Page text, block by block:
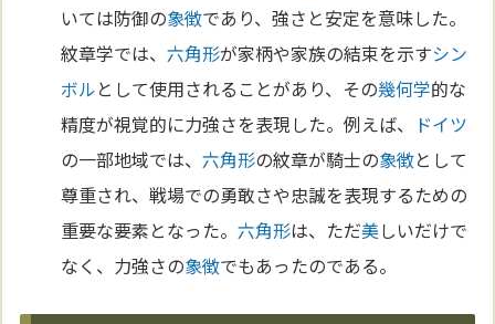
いては防御の象徴であり、強さと安定を意味した。
紋章学では、六角形が家柄や家族の結束を示すシン
ボルとして使用されることがあり、その幾何学的な
精度が視覚的に力強さを表現した。例えば、
ドイツ
の一部地域では、六角形の紋章が騎士の象徴として
尊重され、戦場での勇敢さや忠誠を表現するための
重要な要素となった。六角形は、ただ美しいだけで
なく、力強さの象徴でもあったのである。